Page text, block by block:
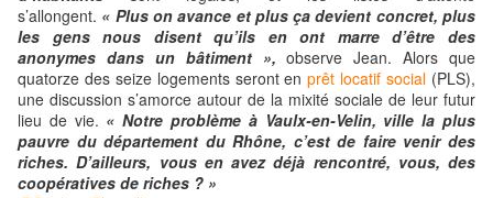
s’allongent. « Plus on avance et plus ça devient concret, plus
les gens nous disent qu’ils en ont marre d’être des
anonymes dans un bâtiment », observe Jean. Alors que
quatorze des seize logements seront enprêt locatif social (PLS),
une discussion s’amorce autour de la mixité sociale de leur futur
lieu de vie. « Notre problème à Vaulx-en-Velin, ville la plus
pauvre du département du Rhône, c’est de faire venir des
riches. D’ailleurs, vous en avez déjà rencontré, vous, des
coopératives de riches ? »